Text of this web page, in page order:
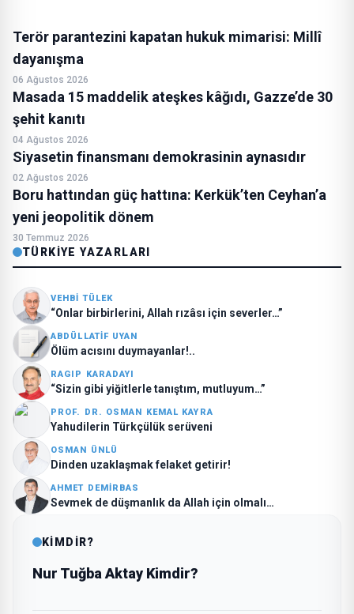
Terör parantezini kapatan hukuk mimarisi: Millî
dayanışma
06 Ağustos 2026
Masada 15 maddelik ateşkes kâğıdı, Gazze’de 30
şehit kanıtı
04 Ağustos 2026
Siyasetin finansmanı demokrasinin aynasıdır
02 Ağustos 2026
Boru hattından güç hattına: Kerkük’ten Ceyhan’a
yeni jeopolitik dönem
30 Temmuz 2026
TÜRKIYE YAZARLARI
VEHBI TÜLEK
“Onlar birbirlerini, Allah rızâsı için severler…”
ABDÜLLATIF UYAN
Ölüm acısını duymayanlar!..
RAGIP KARADAYI
“Sizin gibi yiğitlerle tanıştım, mutluyum…”
PROF. DR. OSMAN KEMAL KAYRA
Yahudilerin Türkçülük serüveni
OSMAN ÜNLÜ
Dinden uzaklaşmak felaket getirir!
AHMET DEMIRBAS
Sevmek de düşmanlık da Allah için olmalı…
KİMDİR?
Nur Tuğba Aktay Kimdir?